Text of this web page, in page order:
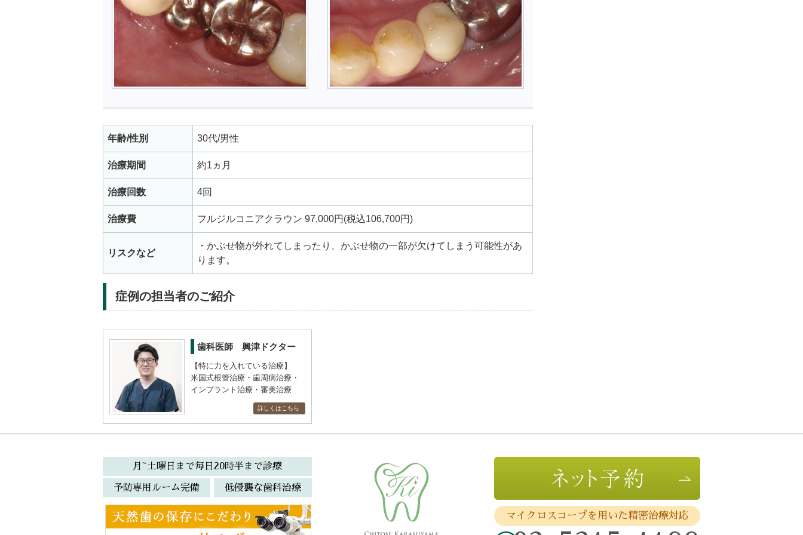
年齢/性別 30代/男性
治療期間 約1ヵ月
治療回数 4回
治療費 フルジルコニアクラウン 97,000円(税込106,700円)
リスクなど
・かぶせ物が外れてしまったり、かぶせ物の一部が欠けてしまう可能性があ
ります。
症例の担当者のご紹介
歯科医師 興津ドクター
【特に力を入れている治療】
米国式根管治療・歯周病治療・
インプラント治療・審美治療
詳しくはこちら
月~土曜日まで毎日20時半まで診療
予防専用ルーム完備 低侵襲な歯科治療
マイクロスコープを用いた精密治療対応